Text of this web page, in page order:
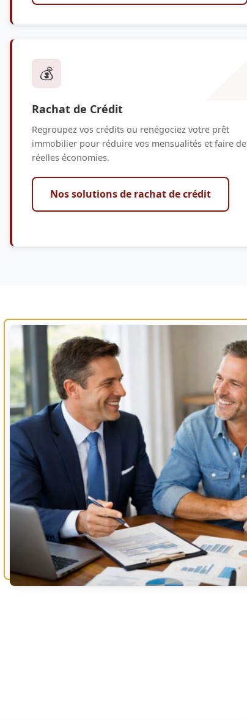
💰
Rachat de Crédit
Regroupez vos crédits ou renégociez votre prêt
immobilier pour réduire vos mensualités et faire de
réelles économies.
Nos solutions de rachat de crédit